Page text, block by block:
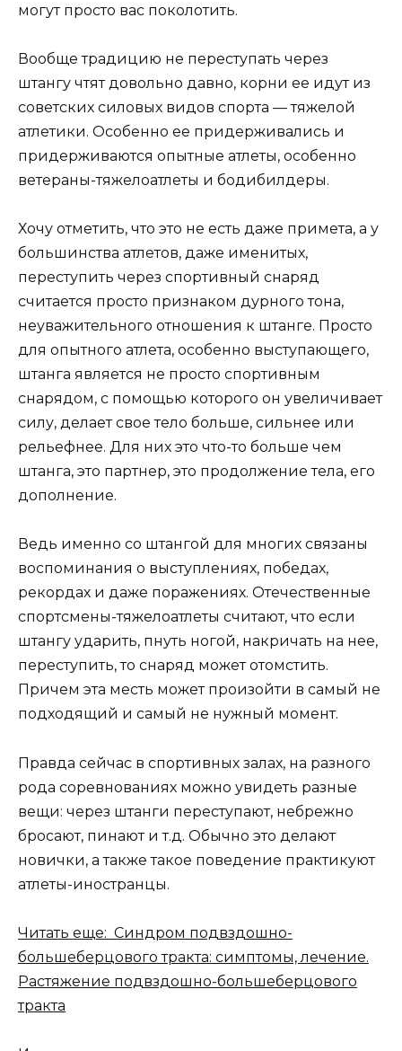
могут просто вас поколотить.
Вообще традицию не переступать через
штангу чтят довольно давно, корни ее идут из
советских силовых видов спорта — тяжелой
атлетики. Особенно ее придерживались и
придерживаются опытные атлеты, особенно
ветераны-тяжелоатлеты и бодибилдеры.
Хочу отметить, что это не есть даже примета, а у
большинства атлетов, даже именитых,
переступить через спортивный снаряд
считается просто признаком дурного тона,
неуважительного отношения к штанге. Просто
для опытного атлета, особенно выступающего,
штанга является не просто спортивным
снарядом, с помощью которого он увеличивает
силу, делает свое тело больше, сильнее или
рельефнее. Для них это что-то больше чем
штанга, это партнер, это продолжение тела, его
дополнение.
Ведь именно со штангой для многих связаны
воспоминания о выступлениях, победах,
рекордах и даже поражениях. Отечественные
спортсмены-тяжелоатлеты считают, что если
штангу ударить, пнуть ногой, накричать на нее,
переступить, то снаряд может отомстить.
Причем эта месть может произойти в самый не
подходящий и самый не нужный момент.
Правда сейчас в спортивных залах, на разного
рода соревнованиях можно увидеть разные
вещи: через штанги переступают, небрежно
бросают, пинают и т.д. Обычно это делают
новички, а также такое поведение практикуют
атлеты-иностранцы.
Читать еще: Синдром подвздошно-
большеберцового тракта: симптомы, лечение.
Растяжение подвздошно-большеберцового
тракта